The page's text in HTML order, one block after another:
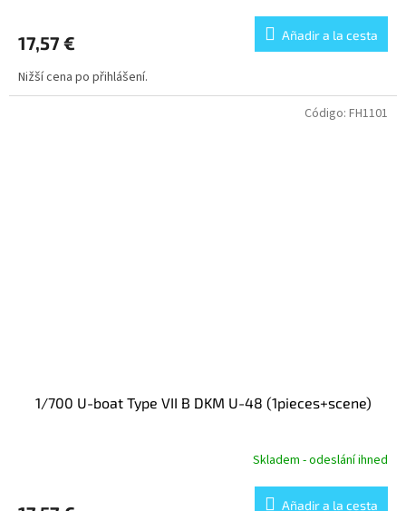
17,57 € Añadir a la cesta
Nižší cena po přihlášení.
1/700 U-boat Type VII B DKM U-48 (1pieces+scene)
Skladem - odeslání ihned
Añadir a la cesta
Código: FH1101